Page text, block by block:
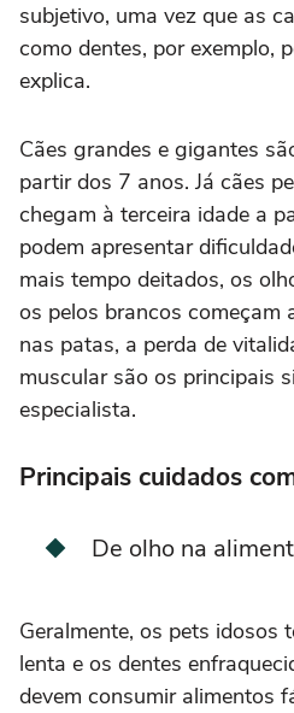
subjetivo, uma vez que as
como dentes, por exemplo,
explica.
Cães grandes e gigantes
partir dos 7 anos. Já cães
chegam à terceira idade a
podem apresentar
mais tempo deitados, os
os pelos brancos começam
nas patas, a perda de
muscular são os principais
especialista.
Principais cuidados
De olho na
Geralmente, os pets idosos
lenta e os dentes
devem consumir alimentos